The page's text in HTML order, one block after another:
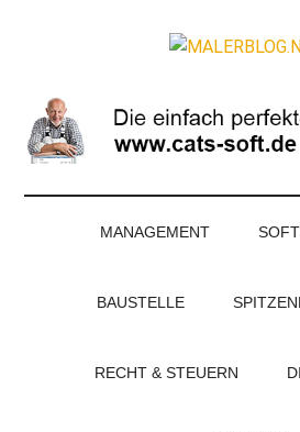
Magazin
für
Maler
und
MANAGEMENT
BAUSTELLE
RECHT & STEUERN